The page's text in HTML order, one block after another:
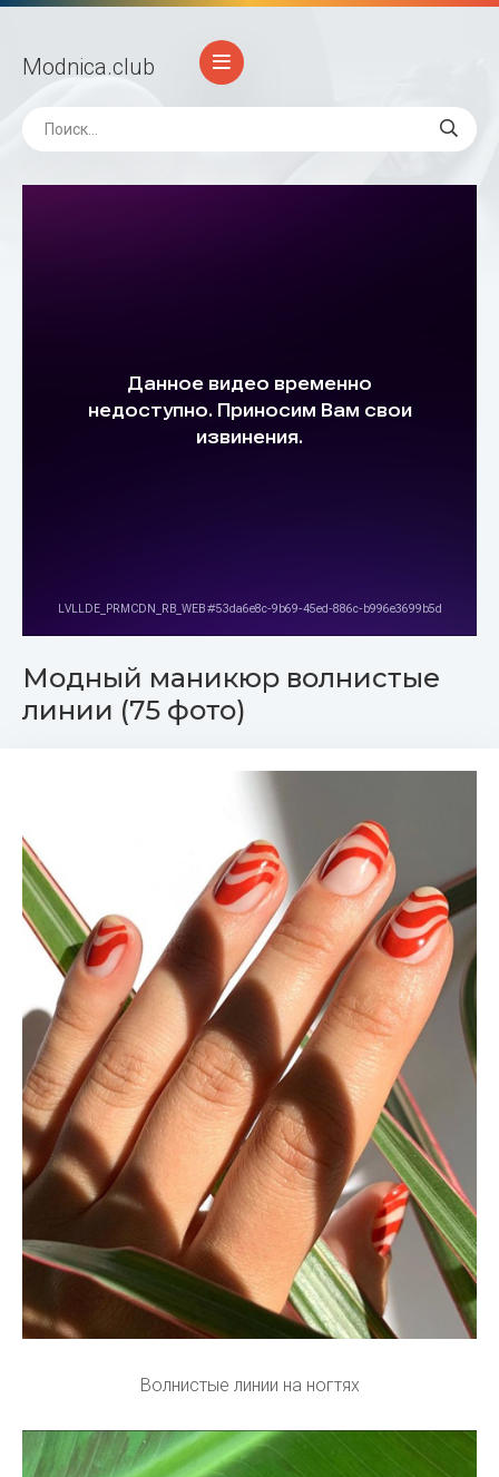
Modnica.club
Модный маникюр волнистые
линии (75 фото)
Волнистые линии на ногтях